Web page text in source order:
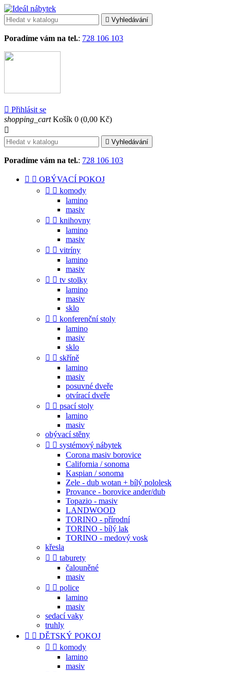
 Vyhledávání
Poradíme vám na tel.: 728 106 103
 Přihlásit se
shopping_cart Košík 0 (0,00 Kč)

 Vyhledávání
Poradíme vám na tel.: 728 106 103
  OBÝVACÍ POKOJ
  komody
lamino
masiv
  knihovny
lamino
masiv
  vitríny
lamino
masiv
  tv stolky
lamino
masiv
sklo
  konferenční stoly
lamino
masiv
sklo
  skříně
lamino
masiv
posuvné dveře
otvírací dveře
  psací stoly
lamino
masiv
obývací stěny
  systémový nábytek
Corona masiv borovice
California / sonoma
Kaspian / sonoma
Zele - dub wotan + bílý pololesk
Provance - borovice ander/dub
Topazio - masiv
LANDWOOD
TORINO - přírodní
TORINO - bílý lak
TORINO - medový vosk
křesla
  taburety
čalouněné
masiv
  police
lamino
masiv
sedací vaky
truhly
  DĚTSKÝ POKOJ
  komody
lamino
masiv